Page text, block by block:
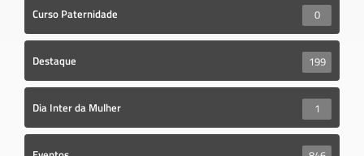
Curso Paternidade 0
Destaque 199
Dia Inter da Mulher 1